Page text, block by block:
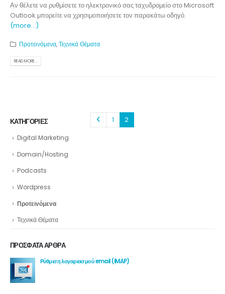
Αν θέλετε να ρυθμίσετε το ηλεκτρονικό σας ταχυδρομείο στο Microsoft
Outlook μπορείτε να χρησιμοποιήσετε τον παρακάτω οδηγό.
(more…)
Προτεινόμενα,Τεχνικά Θέματα
READ MORE...
1 2
ΚΑΤΗΓΟΡΙΕΣ
Digital Marketing
Domain/Hosting
Podcasts
Wordpress
Προτεινόμενα
Τεχνικά Θέματα
ΠΡΟΣΦΑΤΑ ΑΡΘΡΑ
Ρύθμιση λογαριασμού email (IMAP)